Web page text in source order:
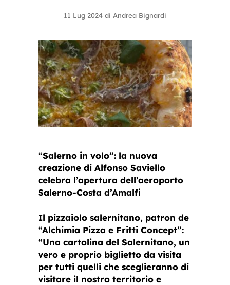
11 Lug 2024 di Andrea Bignardi
“Salerno in volo”: la nuova
creazione di Alfonso Saviello
celebra l’apertura dell’aeroporto
Salerno-Costa d’Amalfi
Il pizzaiolo salernitano, patron de
“Alchimia Pizza e Fritti Concept”:
“Una cartolina del Salernitano, un
vero e proprio biglietto da visita
per tutti quelli che sceglieranno di
visitare il nostro territorio e